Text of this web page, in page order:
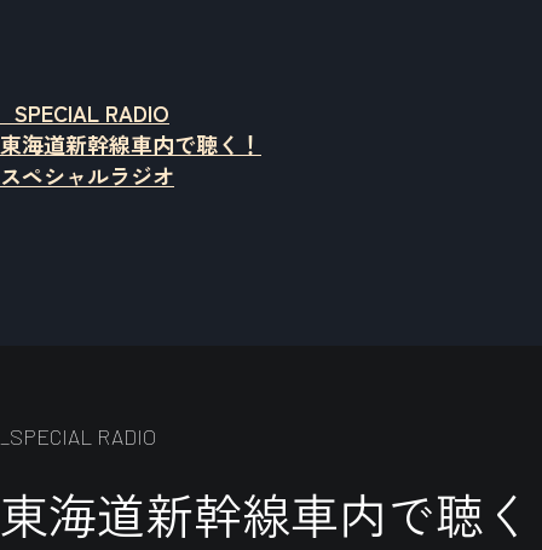
_SPECIAL RADIO
東海道新幹線車内で聴く！
スペシャルラジオ
_SPECIAL RADIO
東海道新幹線車内で聴